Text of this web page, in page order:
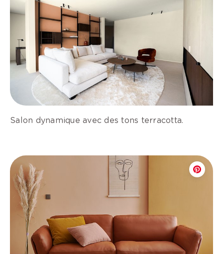
Salon dynamique avec des tons terracotta.